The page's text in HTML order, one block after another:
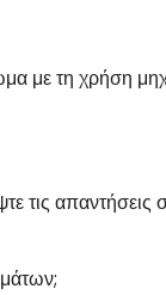
με τη χρήση
τις απαντήσεις